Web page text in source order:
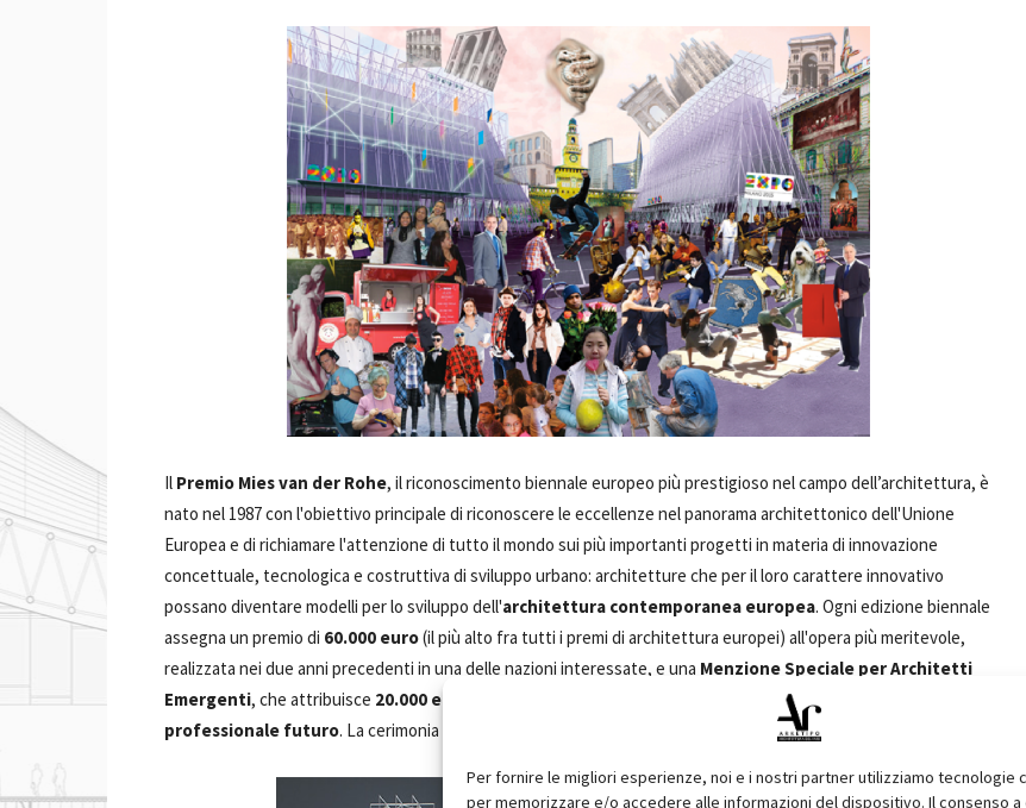
Per fornire le migliori esperienze, noi e i nostri partner utilizziamo tecnologie
per memorizzare e/o accedere alle informazioni del dispositivo. Il consenso a
Il Premio Mies van der Rohe, il riconoscimento biennale europeo più prestigioso nel campo dell’architettura, è
nato nel 1987 con l'obiettivo principale di riconoscere le eccellenze nel panorama architettonico dell'Unione
Europea e di richiamare l'attenzione di tutto il mondo sui più importanti progetti in materia di innovazione
concettuale, tecnologica e costruttiva di sviluppo urbano: architetture che per il loro carattere innovativo
possano diventare modelli per lo sviluppo dell'architettura contemporanea europea. Ogni edizione biennale
assegna un premio di 60.000 euro(il più alto fra tutti i premi di architettura europei) all'opera più meritevole,
realizzata nei due anni precedenti in una delle nazioni interessate, e una Menzione Speciale per Architetti
Emergenti, che attribuisce 20.000 euro ai giovani professionisti come incentivo allo
professionale futuro. La cerimonia che si terrà quest’anno è la 13esima dalla nascita del Premio